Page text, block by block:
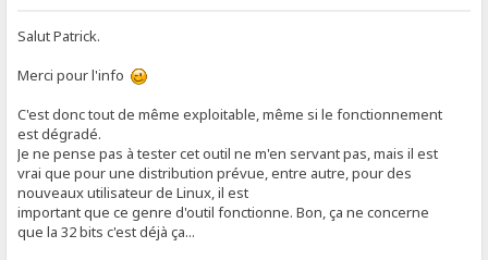
Salut Patrick.
Merci pour l'info
C'est donc tout de même exploitable, même si le fonctionnement
est dégradé.
Je ne pense pas à tester cet outil ne m'en servant pas, mais il est
vrai que pour une distribution prévue, entre autre, pour des
nouveaux utilisateur de Linux, il est
important que ce genre d'outil fonctionne. Bon, ça ne concerne
que la 32 bits c'est déjà ça...